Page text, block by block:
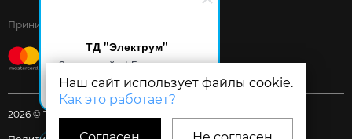
ТД "Электрум"
Здравствуйте! Готов помочь
вам. Напишите мне, если у
вас появятся вопросы.
Наш сайт использует файлы cookie.
Как это работает?
Принимаем к оплате:
2026 © Торговый дом «Электрум»